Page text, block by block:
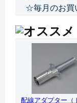
☆毎月のお
配線アダプター（